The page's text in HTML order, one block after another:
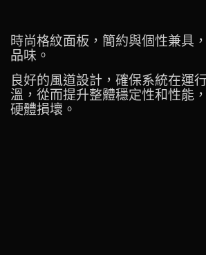
時尚格紋面板，簡約與個性兼具
品味。
良好的風道設計，確保系統在運
溫，從而提升整體穩定性和性能
硬體損壞。